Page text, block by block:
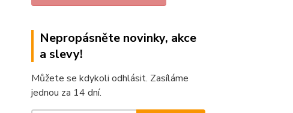
Nepropásněte novinky, akce
a slevy!
Můžete se kdykoli odhlásit. Zasíláme
jednou za 14 dní.